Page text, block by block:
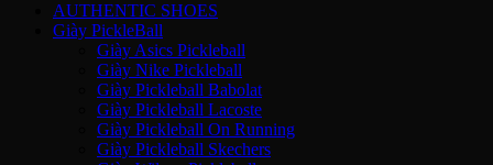
AUTHENTIC SHOES
Giày PickleBall
Giày Asics Pickleball
Giày Nike Pickleball
Giày Pickleball Babolat
Giày Pickleball Lacoste
Giày Pickleball On Running
Giày Pickleball Skechers